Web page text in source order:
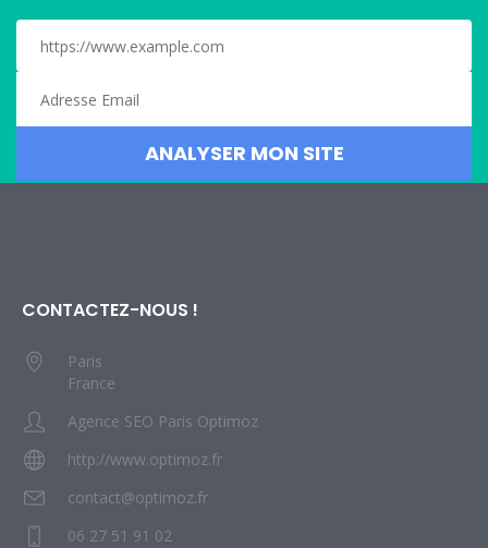
CONTACTEZ-NOUS !
Paris
France
Agence SEO Paris Optimoz
http://www.optimoz.fr
contact@optimoz.fr
06 27 51 91 02